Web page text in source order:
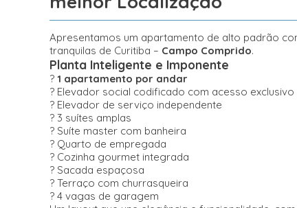
Apresentamos um apartamento de alto padrão
tranquilas de Curitiba – Campo Comprido.
Planta Inteligente e Imponente
? 1 apartamento por andar
? Elevador social codificado com acesso exclusivo
? Elevador de serviço independente
? 3 suítes amplas
? Suíte master com banheira
? Quarto de empregada
? Cozinha gourmet integrada
? Sacada espaçosa
? Terraço com churrasqueira
? 4 vagas de garagem